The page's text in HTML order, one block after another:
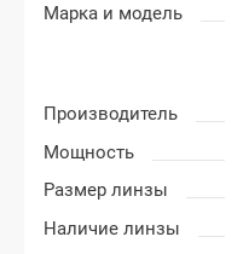
Марка и модель
Производитель
Мощность
Размер линзы
Наличие линзы